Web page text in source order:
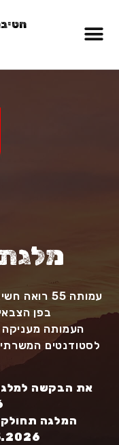
חטיבה 55 -
מלגת
עמותה 55
בפן
לסטודנטים
המלגה תחולק
14.5.2026